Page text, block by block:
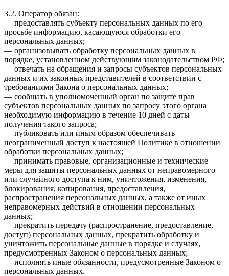
3.2. Оператор обязан:
— предоставлять субъекту персональных данных по его
просьбе информацию, касающуюся обработки его
персональных данных;
— организовывать обработку персональных данных в
порядке, установленном действующим законодательством РФ;
— отвечать на обращения и запросы субъектов персональных
данных и их законных представителей в соответствии с
требованиями Закона о персональных данных;
— сообщать в уполномоченный орган по защите прав
субъектов персональных данных по запросу этого органа
необходимую информацию в течение 10 дней с даты
получения такого запроса;
— публиковать или иным образом обеспечивать
неограниченный доступ к настоящей Политике в отношении
обработки персональных данных;
— принимать правовые, организационные и технические
меры для защиты персональных данных от неправомерного
или случайного доступа к ним, уничтожения, изменения,
блокирования, копирования, предоставления,
распространения персональных данных, а также от иных
неправомерных действий в отношении персональных
данных;
— прекратить передачу (распространение, предоставление,
доступ) персональных данных, прекратить обработку и
уничтожить персональные данные в порядке и случаях,
предусмотренных Законом о персональных данных;
— исполнять иные обязанности, предусмотренные Законом о
персональных данных.